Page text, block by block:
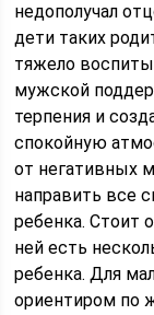
недополучал
дети таких
тяжело
мужской
терпения и
спокойную
от негативных
направить все
ребенка. Стоит
ней есть
ребенка. Для
ориентиром по